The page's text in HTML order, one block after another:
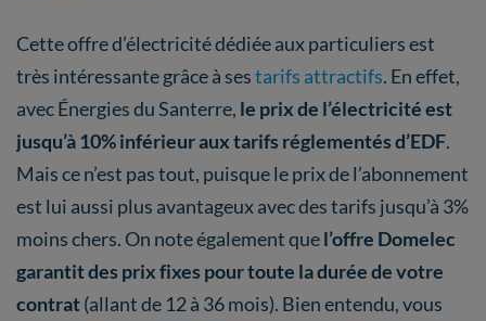
Cette offre d’électricité dédiée aux particuliers est
très intéressante grâce à sestarifs attractifs. En effet,
avec Énergies du Santerre, le prix de l’électricité est
jusqu’à 10% inférieur aux tarifs réglementés d’EDF.
Mais ce n’est pas tout, puisque le prix de l’abonnement
est lui aussi plus avantageux avec des tarifs jusqu’à 3%
moins chers. On note également quel’offre Domelec
garantit des prix fixes pour toute la durée de votre
contrat(allant de 12 à 36 mois). Bien entendu, vous